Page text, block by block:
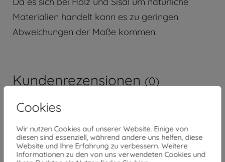
Materialien handelt kann es zu geringen
Abweichungen der Maße kommen.
Kundenrezensionen (0)
5
0
4
0
3
0
Cookies
Wir nutzen Cookies auf unserer Website. Einige von
diesen sind essenziell, während andere uns helfen, diese
Website und Ihre Erfahrung zu verbessern. Weitere
Informationen zu den von uns verwendeten Cookies und